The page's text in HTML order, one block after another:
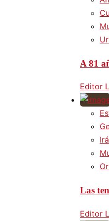
A 81
Editor
Las
Editor